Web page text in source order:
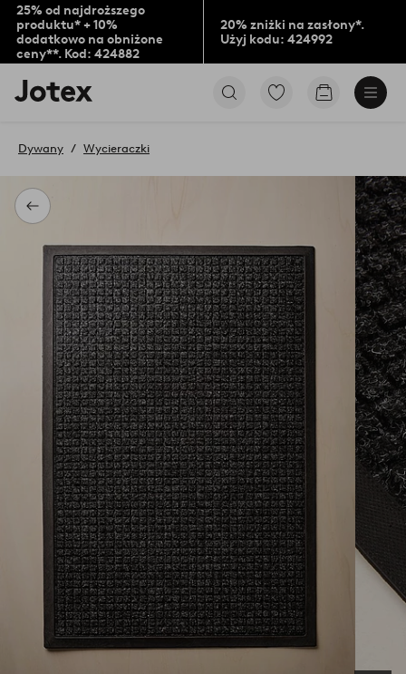
25% od najdroższego
produktu* + 10%
dodatkowo na obniżone
ceny**. Kod: 424882
20% zniżki na zasłony*.
Użyj kodu: 424992
Logo
Jotex
na
stronę
PrzejdźPrzejdź
Powrót
Dywany Wycieraczki